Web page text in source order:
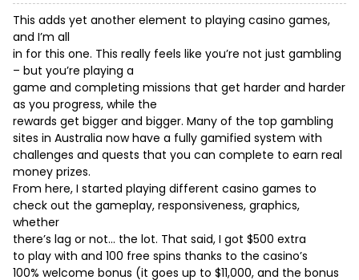
This adds yet another element to playing casino games,
and I’m all
in for this one. This really feels like you’re not just gambling
– but you’re playing a
game and completing missions that get harder and harder
as you progress, while the
rewards get bigger and bigger. Many of the top gambling
sites in Australia now have a fully gamified system with
challenges and quests that you can complete to earn real
money prizes.
From here, I started playing different casino games to
check out the gameplay, responsiveness, graphics,
whether
there’s lag or not… the lot. That said, I got $500 extra
to play with and 100 free spins thanks to the casino’s
100% welcome bonus (it goes up to $11,000, and the bonus